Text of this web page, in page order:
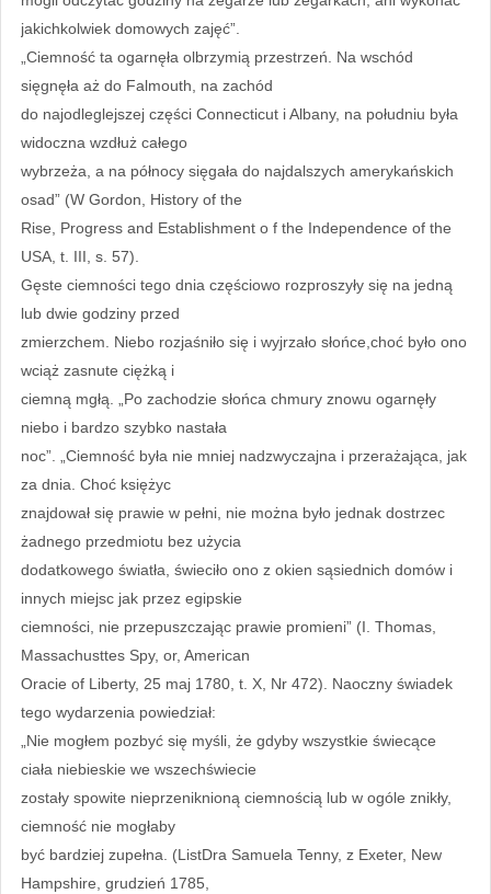
jakichkolwiek domowych zajęć”.
„Ciemność ta ogarnęła olbrzymią przestrzeń. Na wschód
sięgnęła aż do Falmouth, na zachód
do najodleglejszej części Connecticut i Albany, na południu była
widoczna wzdłuż całego
wybrzeża, a na północy sięgała do najdalszych amerykańskich
osad” (W Gordon, History of the
Rise, Progress and Establishment o f the Independence of the
USA, t. III, s. 57).
Gęste ciemności tego dnia częściowo rozproszyły się na jedną
lub dwie godziny przed
zmierzchem. Niebo rozjaśniło się i wyjrzało słońce,choć było ono
wciąż zasnute ciężką i
ciemną mgłą. „Po zachodzie słońca chmury znowu ogarnęły
niebo i bardzo szybko nastała
noc”. „Ciemność była nie mniej nadzwyczajna i przerażająca, jak
za dnia. Choć księżyc
znajdował się prawie w pełni, nie można było jednak dostrzec
żadnego przedmiotu bez użycia
dodatkowego światła, świeciło ono z okien sąsiednich domów i
innych miejsc jak przez egipskie
ciemności, nie przepuszczając prawie promieni” (I. Thomas,
Massachusttes Spy, or, American
Oracie of Liberty, 25 maj 1780, t. X, Nr 472). Naoczny świadek
tego wydarzenia powiedział:
„Nie mogłem pozbyć się myśli, że gdyby wszystkie świecące
ciała niebieskie we wszechświecie
zostały spowite nieprzeniknioną ciemnością lub w ogóle znikły,
ciemność nie mogłaby
być bardziej zupełna. (ListDra Samuela Tenny, z Exeter, New
Hampshire, grudzień 1785,